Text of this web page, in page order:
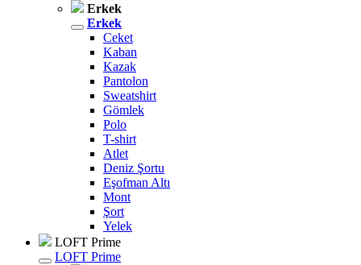
Erkek
Erkek
Ceket
Kaban
Kazak
Pantolon
Sweatshirt
Gömlek
Polo
T-shirt
Atlet
Deniz Şortu
Eşofman Altı
Mont
Şort
Yelek
LOFT Prime
LOFT Prime